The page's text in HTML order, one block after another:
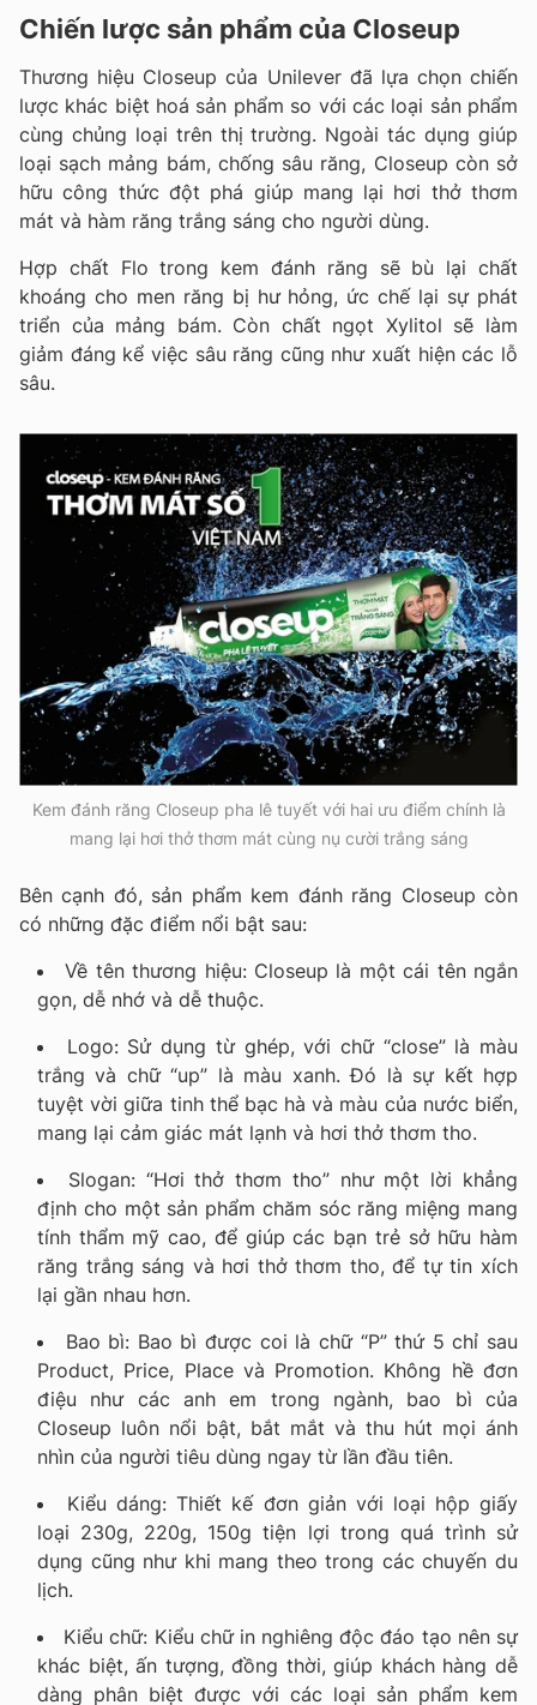
Chiến lược sản phẩm của Closeup
Thương hiệu Closeup của Unilever đã lựa chọn chiến
lược khác biệt hoá sản phẩm so với các loại sản phẩm
cùng chủng loại trên thị trường. Ngoài tác dụng giúp
loại sạch mảng bám, chống sâu răng, Closeup còn sở
hữu công thức đột phá giúp mang lại hơi thở thơm
mát và hàm răng trắng sáng cho người dùng.
Hợp chất Flo trong kem đánh răng sẽ bù lại chất
khoáng cho men răng bị hư hỏng, ức chế lại sự phát
triển của mảng bám. Còn chất ngọt Xylitol sẽ làm
giảm đáng kể việc sâu răng cũng như xuất hiện các lỗ
sâu.
Kem đánh răng Closeup pha lê tuyết với hai ưu điểm chính là
mang lại hơi thở thơm mát cùng nụ cười trắng sáng
Bên cạnh đó, sản phẩm kem đánh răng Closeup còn
có những đặc điểm nổi bật sau:
Về tên thương hiệu: Closeup là một cái tên ngắn
gọn, dễ nhớ và dễ thuộc.
Logo: Sử dụng từ ghép, với chữ “close” là màu
trắng và chữ “up” là màu xanh. Đó là sự kết hợp
tuyệt vời giữa tinh thể bạc hà và màu của nước biển,
mang lại cảm giác mát lạnh và hơi thở thơm tho.
Slogan: “Hơi thở thơm tho” như một lời khẳng
định cho một sản phẩm chăm sóc răng miệng mang
tính thẩm mỹ cao, để giúp các bạn trẻ sở hữu hàm
răng trắng sáng và hơi thở thơm tho, để tự tin xích
lại gần nhau hơn.
Bao bì: Bao bì được coi là chữ “P” thứ 5 chỉ sau
Product, Price, Place và Promotion. Không hề đơn
điệu như các anh em trong ngành, bao bì của
Closeup luôn nổi bật, bắt mắt và thu hút mọi ánh
nhìn của người tiêu dùng ngay từ lần đầu tiên.
Kiểu dáng: Thiết kế đơn giản với loại hộp giấy
loại 230g, 220g, 150g tiện lợi trong quá trình sử
dụng cũng như khi mang theo trong các chuyến du
lịch.
Kiểu chữ: Kiểu chữ in nghiêng độc đáo tạo nên sự
khác biệt, ấn tượng, đồng thời, giúp khách hàng dễ
dàng phân biệt được với các loại sản phẩm kem